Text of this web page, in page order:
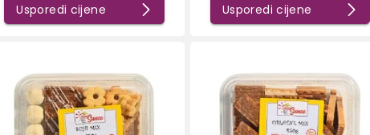
Usporedi cijene Usporedi cijene